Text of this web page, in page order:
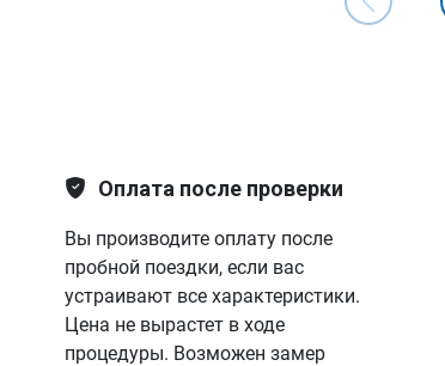
Оплата после проверки
Вы производите оплату после
пробной поездки, если вас
устраивают все характеристики.
Цена не вырастет в ходе
процедуры. Возможен замер